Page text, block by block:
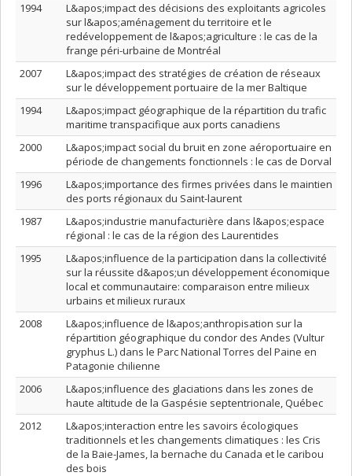
1994
L&apos;impact des décisions des exploitants agricoles
sur l&apos;aménagement du territoire et le
redéveloppement de l&apos;agriculture : le cas de la
frange péri-urbaine de Montréal
2007
L&apos;impact des stratégies de création de réseaux
sur le développement portuaire de la mer Baltique
1994
L&apos;impact géographique de la répartition du trafic
maritime transpacifique aux ports canadiens
2000
L&apos;impact social du bruit en zone aéroportuaire en
période de changements fonctionnels : le cas de Dorval
1996
L&apos;importance des firmes privées dans le maintien
des ports régionaux du Saint-laurent
1987
L&apos;industrie manufacturière dans l&apos;espace
régional : le cas de la région des Laurentides
1995
L&apos;influence de la participation dans la collectivité
sur la réussite d&apos;un développement économique
local et communautaire: comparaison entre milieux
urbains et milieux ruraux
2008
L&apos;influence de l&apos;anthropisation sur la
répartition géographique du condor des Andes (Vultur
gryphus L.) dans le Parc National Torres del Paine en
Patagonie chilienne
2006
L&apos;influence des glaciations dans les zones de
haute altitude de la Gaspésie septentrionale, Québec
2012
L&apos;interaction entre les savoirs écologiques
traditionnels et les changements climatiques : les Cris
de la Baie-James, la bernache du Canada et le caribou
des bois